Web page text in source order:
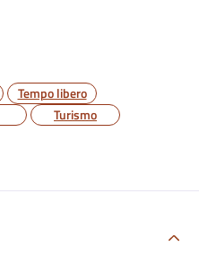
Tempo libero
Turismo